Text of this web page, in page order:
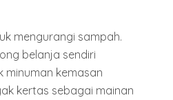
mengurangi sampah.
belanja sendiri
minuman kemasan
kertas sebagai mainan